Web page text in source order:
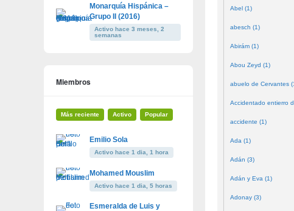
Abel (1)
abesch (1)
Abirám (1)
Abou Zeyd (1)
abuelo de Cervantes
Accidentado entierro
accidente (1)
Ada (1)
Adán (3)
Adán y Eva (1)
Adonay (3)
Monarquía Hispánica –
Grupo II (2016)
Activo hace 3 meses, 2
semanas
Miembros
Más reciente Activo Popular
Emilio Sola
Activo hace 1 dia, 1 hora
Mohamed Mouslim
Activo hace 1 dia, 5 horas
Esmeralda de Luis y